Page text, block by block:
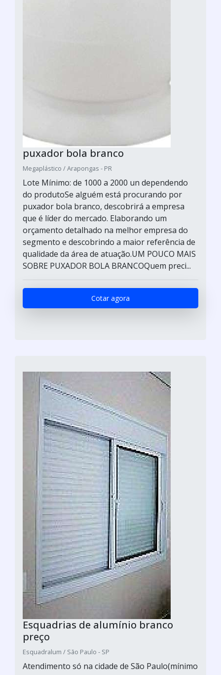
puxador bola branco
Megaplástico / Arapongas - PR
Lote Mínimo: de 1000 a 2000 un dependendo
do produtoSe alguém está procurando por
puxador bola branco, descobrirá a empresa
que é líder do mercado. Elaborando um
orçamento detalhado na melhor empresa do
segmento e descobrindo a maior referência de
qualidade da área de atuação.UM POUCO MAIS
SOBRE PUXADOR BOLA BRANCOQuem preci...
Cotar agora
Esquadrias de alumínio branco
preço
Esquadralum / São Paulo - SP
Atendimento só na cidade de São Paulo(mínimo